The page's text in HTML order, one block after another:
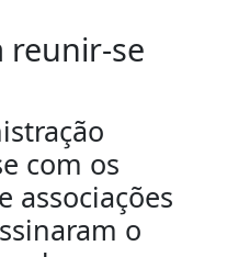
reunir-se
com os
associações
o